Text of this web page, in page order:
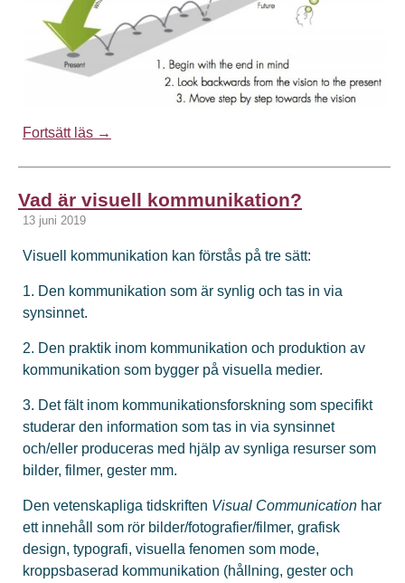
Fortsätt läs →
Vad är visuell kommunikation?
13 juni 2019
Visuell kommunikation kan förstås på tre sätt:
1. Den kommunikation som är synlig och tas in via
synsinnet.
2. Den praktik inom kommunikation och produktion av
kommunikation som bygger på visuella medier.
3. Det fält inom kommunikationsforskning som specifikt
studerar den information som tas in via synsinnet
och/eller produceras med hjälp av synliga resurser som
bilder, filmer, gester mm.
Den vetenskapliga tidskriften Visual Communication har
ett innehåll som rör bilder/fotografier/filmer, grafisk
design, typografi, visuella fenomen som mode,
kroppsbaserad kommunikation (hållning, gester och